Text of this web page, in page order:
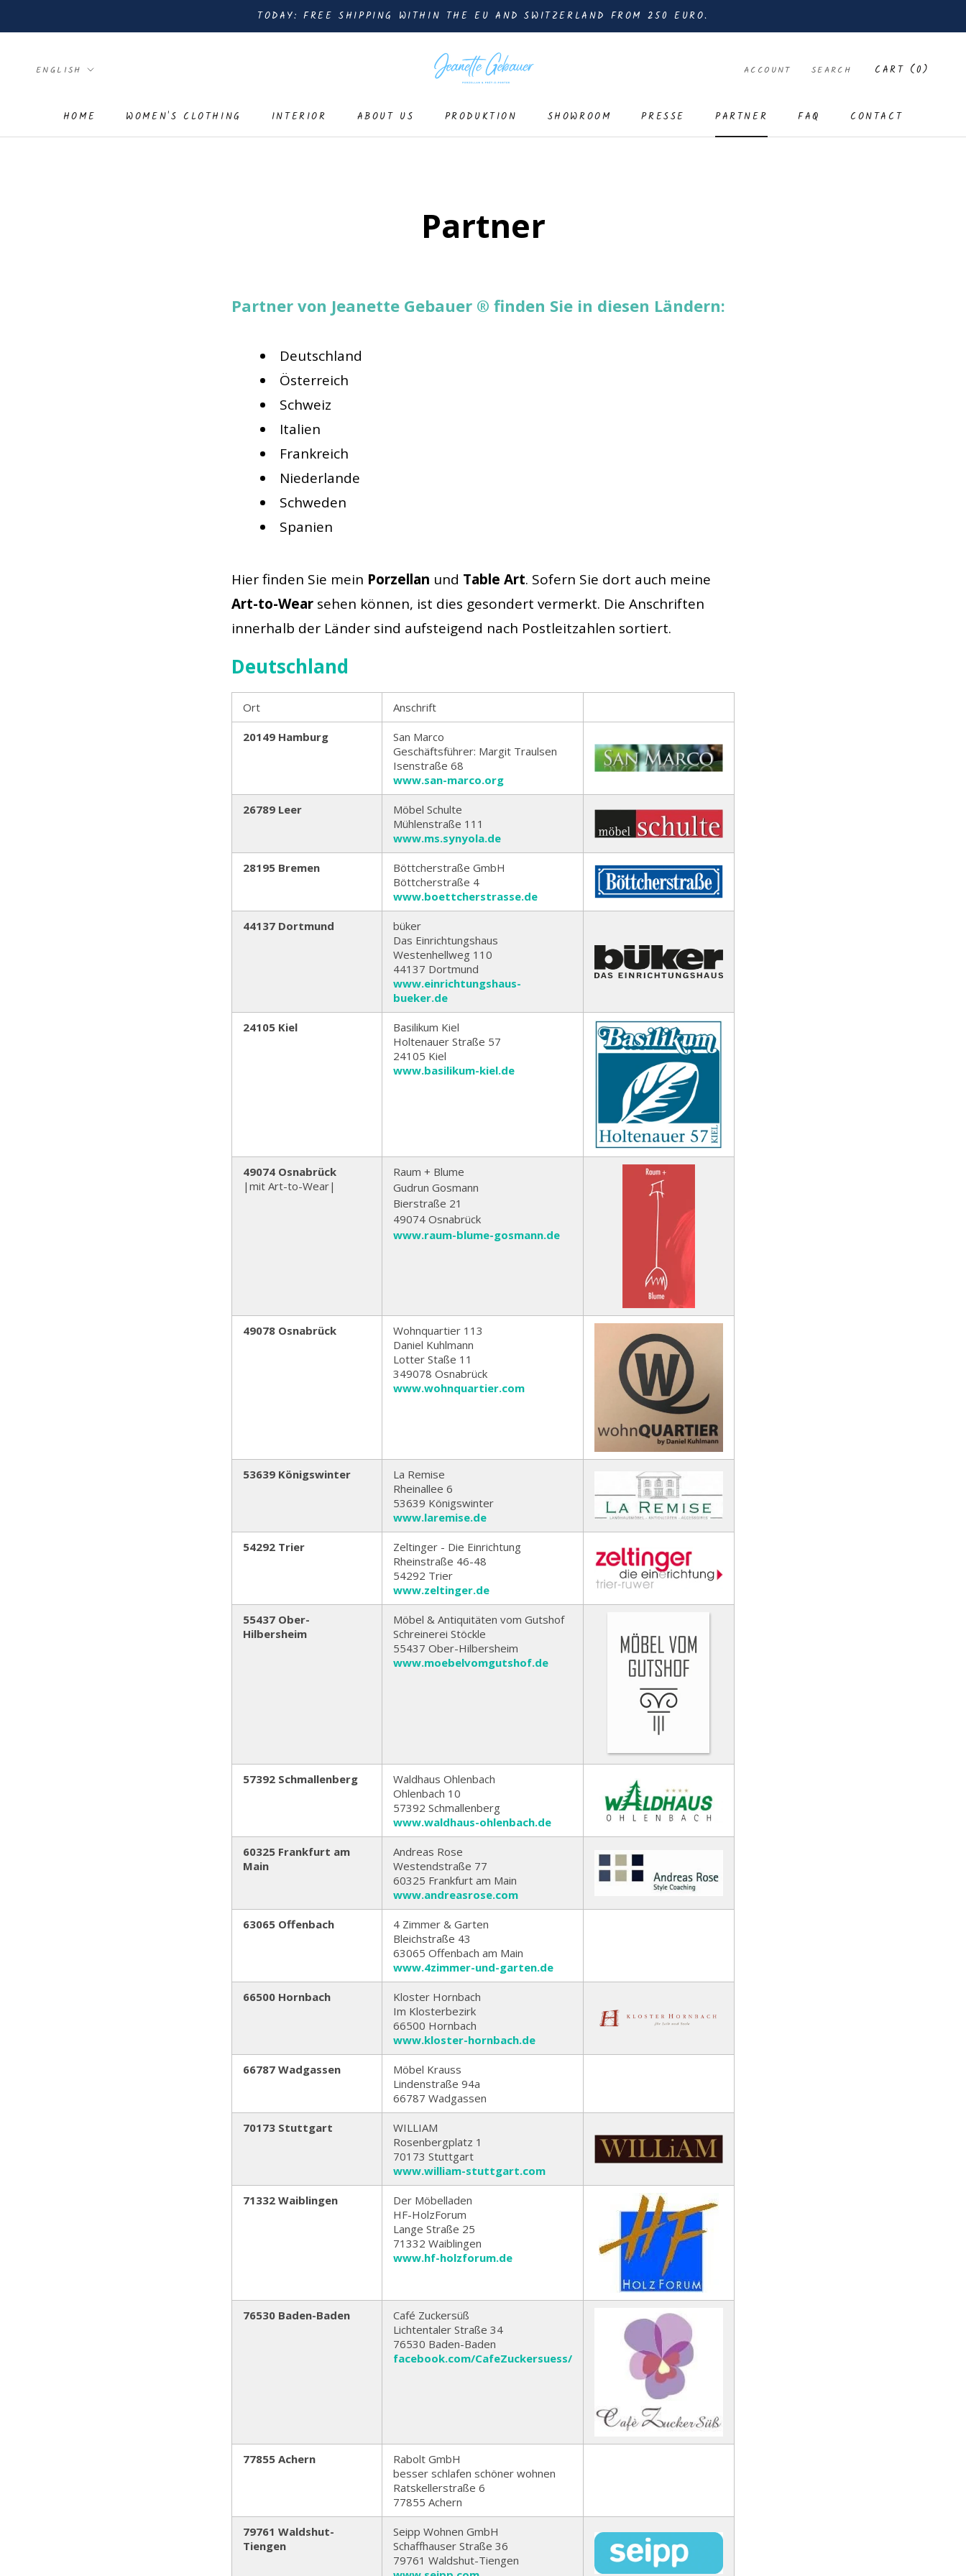
TODAY: FREE SHIPPING WITHIN THE EU AND SWITZERLAND FROM 250 EURO.
HOME
WOMEN'S CLOTHING INTERIOR
ABOUT US
PRODUKTION
SHOWROOM
PRESSE
PARTNER
FAQ
CONTACT
Language
ENGLISH ACCOUNT SEARCH CART (0)
Partner
Partner von Jeanette Gebauer ® finden Sie in diesen Ländern:
Deutschland
Österreich
Schweiz
Italien
Frankreich
Niederlande
Schweden
Spanien
Hier finden Sie mein Porzellan und Table Art. Sofern Sie dort auch meine
Art-to-Wear sehen können, ist dies gesondert vermerkt. Die Anschriften
innerhalb der Länder sind aufsteigend nach Postleitzahlen sortiert.
Deutschland
Ort Anschrift
20149 Hamburg
San Marco
Geschäftsführer: Margit Traulsen
Isenstraße 68
www.san-marco.org
26789 Leer
Möbel Schulte
Mühlenstraße 111
www.ms.synyola.de
28195 Bremen
Böttcherstraße GmbH
Böttcherstraße 4
www.boettcherstrasse.de
44137 Dortmund
büker
Das Einrichtungshaus
Westenhellweg 110
44137 Dortmund
www.einrichtungshaus-
bueker.de
24105 Kiel
Basilikum Kiel
Holtenauer Straße 57
24105 Kiel
www.basilikum-kiel.de
49074 Osnabrück
|mit Art-to-Wear|
Raum + Blume
Gudrun Gosmann
Bierstraße 21
49074 Osnabrück
www.raum-blume-gosmann.de
49078 Osnabrück
Wohnquartier 113
Daniel Kuhlmann
Lotter Staße 11
349078 Osnabrück
www.wohnquartier.com
53639 Königswinter
La Remise
Rheinallee 6
53639 Königswinter
www.laremise.de
54292 Trier
Zeltinger - Die Einrichtung
Rheinstraße 46-48
54292 Trier
www.zeltinger.de
55437 Ober-
Hilbersheim
Möbel & Antiquitäten vom Gutshof
Schreinerei Stöckle
55437 Ober-Hilbersheim
www.moebelvomgutshof.de
57392 Schmallenberg
Waldhaus Ohlenbach
Ohlenbach 10
57392 Schmallenberg
www.waldhaus-ohlenbach.de
60325 Frankfurt am
Main
Andreas Rose
Westendstraße 77
60325 Frankfurt am Main
www.andreasrose.com
63065 Offenbach
4 Zimmer & Garten
Bleichstraße 43
63065 Offenbach am Main
www.4zimmer-und-garten.de
66500 Hornbach
Kloster Hornbach
Im Klosterbezirk
66500 Hornbach
www.kloster-hornbach.de
66787 Wadgassen
Möbel Krauss
Lindenstraße 94a
66787 Wadgassen
70173 Stuttgart
WILLIAM
Rosenbergplatz 1
70173 Stuttgart
www.william-stuttgart.com
71332 Waiblingen
Der Möbelladen
HF-HolzForum
Lange Straße 25
71332 Waiblingen
www.hf-holzforum.de
76530 Baden-Baden
Café Zuckersüß
Lichtentaler Straße 34
76530 Baden-Baden
facebook.com/CafeZuckersuess/
77855 Achern
Rabolt GmbH
besser schlafen schöner wohnen
Ratskellerstraße 6
77855 Achern
79761 Waldshut-
Tiengen
Seipp Wohnen GmbH
Schaffhauser Straße 36
79761 Waldshut-Tiengen